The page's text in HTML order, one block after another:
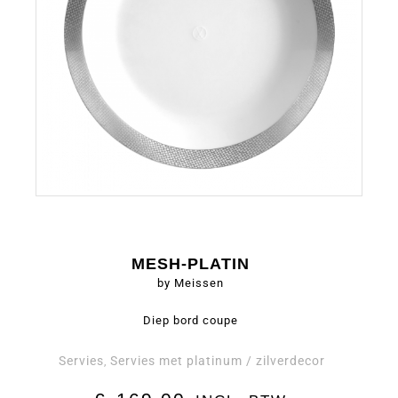
MESH-PLATIN
by Meissen
Diep bord coupe
Servies, Servies met platinum / zilverdecor